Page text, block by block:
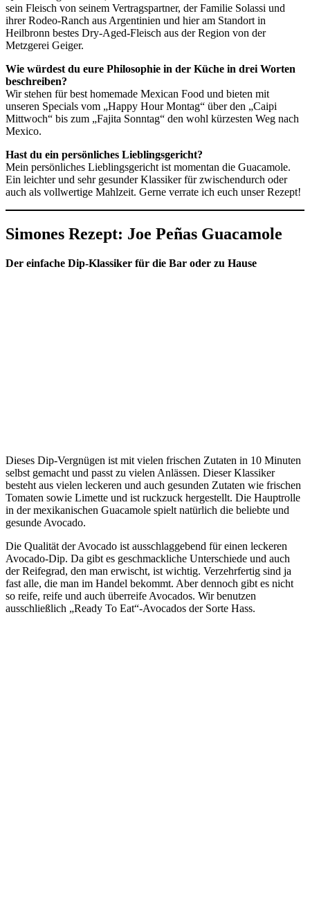
sein Fleisch von seinem Vertragspartner, der Familie Solassi und
ihrer Rodeo-Ranch aus Argentinien und hier am Standort in
Heilbronn bestes Dry-Aged-Fleisch aus der Region von der
Metzgerei Geiger.
Wie würdest du eure Philosophie in der Küche in drei Worten
beschreiben?
Wir stehen für best homemade Mexican Food und bieten mit
unseren Specials vom „Happy Hour Montag“ über den „Caipi
Mittwoch“ bis zum „Fajita Sonntag“ den wohl kürzesten Weg nach
Mexico.
Hast du ein persönliches Lieblingsgericht?
Mein persönliches Lieblingsgericht ist momentan die Guacamole.
Ein leichter und sehr gesunder Klassiker für zwischendurch oder
auch als vollwertige Mahlzeit. Gerne verrate ich euch unser Rezept!
Simones Rezept: Joe Peñas Guacamole
Der einfache Dip-Klassiker für die Bar oder zu Hause
Dieses Dip-Vergnügen ist mit vielen frischen Zutaten in 10 Minuten
selbst gemacht und passt zu vielen Anlässen. Dieser Klassiker
besteht aus vielen leckeren und auch gesunden Zutaten wie frischen
Tomaten sowie Limette und ist ruckzuck hergestellt. Die Hauptrolle
in der mexikanischen Guacamole spielt natürlich die beliebte und
gesunde Avocado.
Die Qualität der Avocado ist ausschlaggebend für einen leckeren
Avocado-Dip. Da gibt es geschmackliche Unterschiede und auch
der Reifegrad, den man erwischt, ist wichtig. Verzehrfertig sind ja
fast alle, die man im Handel bekommt. Aber dennoch gibt es nicht
so reife, reife und auch überreife Avocados. Wir benutzen
ausschließlich „Ready To Eat“-Avocados der Sorte Hass.